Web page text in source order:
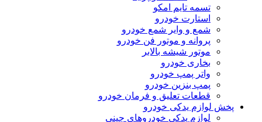
تسمه تایم امکو
استارت خودرو
شمع و وایر شمع خودرو
پروانه و موتور فن خودرو
موتور شیشه بالابر
بخاری خودرو
واتر پمپ خودرو
پمپ بنزین خودرو
قطعات تعلیق و فرمان خودرو
پخش لوازم یدکی خودرو
لوازم یدکی خودروهای چینی